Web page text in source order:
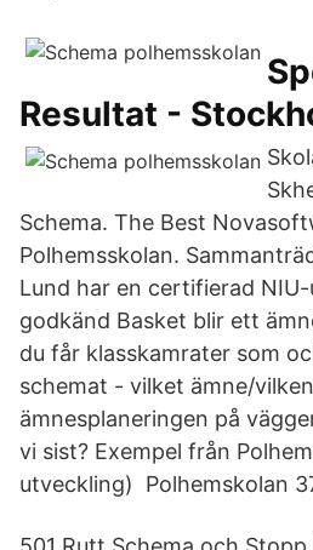
Resultat -
Schema. The Best
Polhemsskolan.
Lund har en certifierad
godkänd Basket blir ett
du får klasskamrater som
schemat - vilket ämne/vilken
ämnesplaneringen på
vi sist? Exempel från
utveckling) Polhemskolan